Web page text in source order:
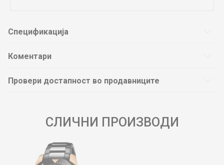
Спецификација
Коментари
Провери достапност во продавниците
СЛИЧНИ ПРОИЗВОДИ